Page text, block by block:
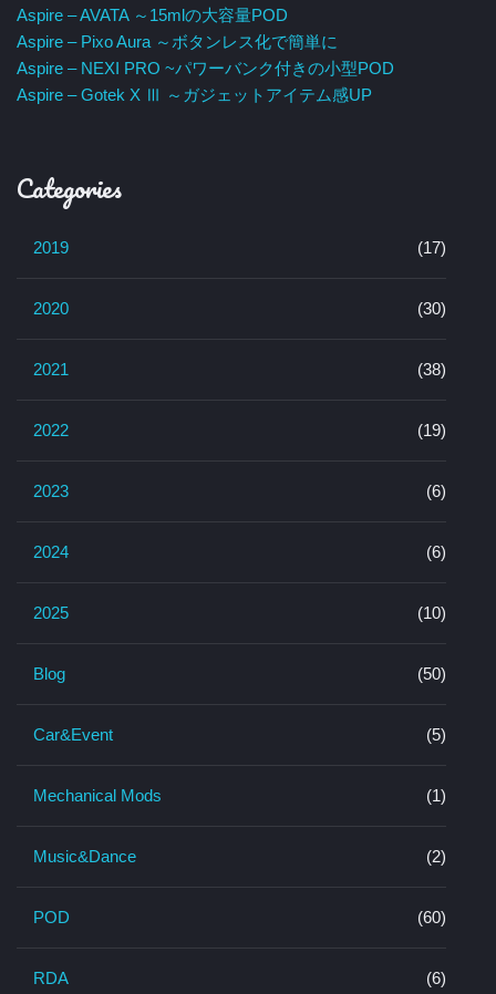
Aspire – AVATA ～15mlの大容量POD
Aspire – Pixo Aura ～ボタンレス化で簡単に
Aspire – NEXI PRO ~パワーバンク付きの小型POD
Aspire – Gotek X Ⅲ ～ガジェットアイテム感UP
Categories
2019 (17)
2020 (30)
2021 (38)
2022 (19)
2023 (6)
2024 (6)
2025 (10)
Blog (50)
Car&Event (5)
Mechanical Mods (1)
Music&Dance (2)
POD (60)
RDA (6)